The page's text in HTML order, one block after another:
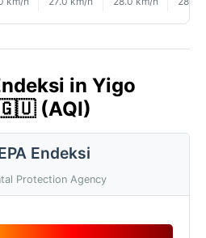
in Yigo
(AQI)
Endeksi
Protection Agency